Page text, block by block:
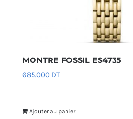
MONTRE FOSSIL ES4735
685.000 DT
Ajouter au panier